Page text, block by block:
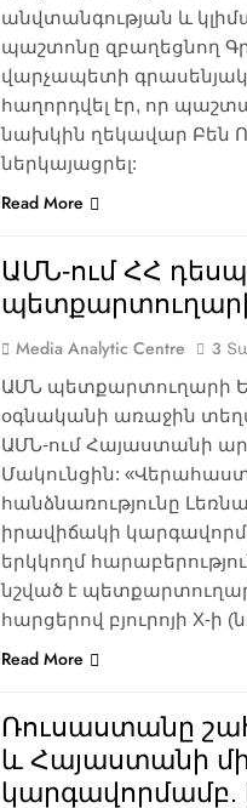
անվտանգության և
պաշտոնը զբաղեցնող
վարչապետի
հաղորդվել էր, որ
նախկին ղեկավար Բեն
ներկայացրել:
Read More
ԱՄՆ-ում ՀՀ
Media Analytic Centre 3
ԱՄՆ պետքարտուղարի
օգնականի առաջին
ԱՄՆ-ում Հայաստանի
Մակունցին:
հանձնառությունը
իրավիճակի
երկկողմ
նշված է
հարցերով բյուրոյի X-ի
Read More
Ռուսաստանը
և Հայաստանի
կարգավորմամբ.